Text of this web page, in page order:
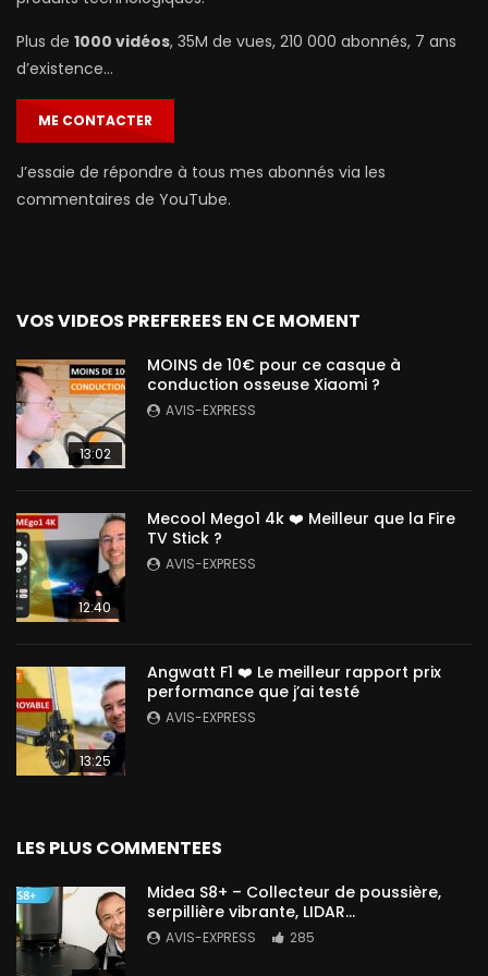
Plus de 1000 vidéos, 35M de vues, 210 000 abonnés, 7 ans
d’existence…
ME CONTACTER
J’essaie de répondre à tous mes abonnés via les
commentaires de YouTube.
VOS VIDEOS PREFEREES EN CE MOMENT
13:02
MOINS de 10€ pour ce casque à
conduction osseuse Xiaomi ?
AVIS-EXPRESS
12:40
Mecool Mego1 4k ❤️ Meilleur que la Fire
TV Stick ?
AVIS-EXPRESS
13:25
Angwatt F1 ❤️ Le meilleur rapport prix
performance que j’ai testé
AVIS-EXPRESS
LES PLUS COMMENTEES
Midea S8+ – Collecteur de poussière,
serpillière vibrante, LIDAR…
AVIS-EXPRESS 285